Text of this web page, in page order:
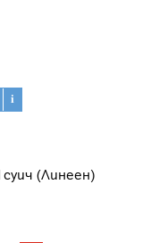
i
(Линеен)